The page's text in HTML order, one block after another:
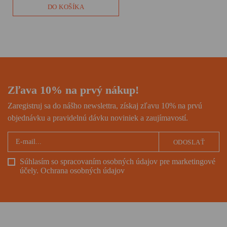
prejavom snahy o uchovanie
pamäti. Príbeh Evy Umlauf je aj
DO KOŠÍKA
Zľava 10% na prvý nákup!
Zaregistruj sa do nášho newslettra, získaj zľavu 10% na prvú
objednávku a pravidelnú dávku noviniek a zaujímavostí.
Súhlasím so spracovaním osobných údajov pre marketingové
účely. Ochrana osobných údajov
ODOSLAŤ